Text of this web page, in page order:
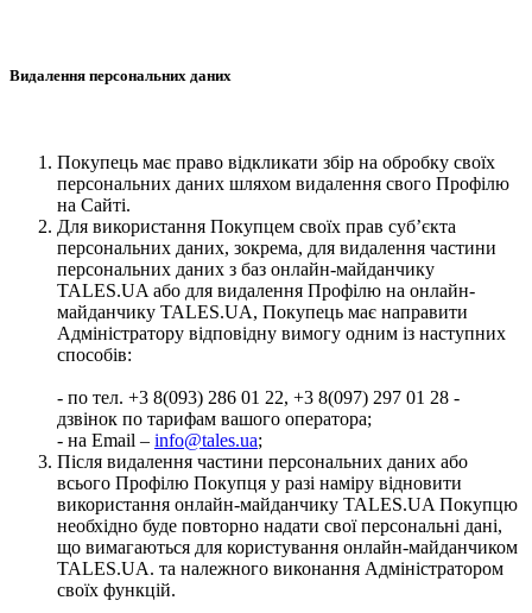
Видалення персональних даних
Покупець має право відкликати збір на обробку своїх
персональних даних шляхом видалення свого Профілю
на Сайті.
Для використання Покупцем своїх прав суб’єкта
персональних даних, зокрема, для видалення частини
персональних даних з баз онлайн-майданчику
TALES.UA або для видалення Профілю на онлайн-
майданчику TALES.UA, Покупець має направити
Адміністратору відповідну вимогу одним із наступних
способів:
- по тел. +3 8(093) 286 01 22, +3 8(097) 297 01 28 -
дзвінок по тарифам вашого оператора;
- на Email – info@tales.ua;
Після видалення частини персональних даних або
всього Профілю Покупця у разі наміру відновити
використання онлайн-майданчику TALES.UA Покупцю
необхідно буде повторно надати свої персональні дані,
що вимагаються для користування онлайн-майданчиком
TALES.UA. та належного виконання Адміністратором
своїх функцій.